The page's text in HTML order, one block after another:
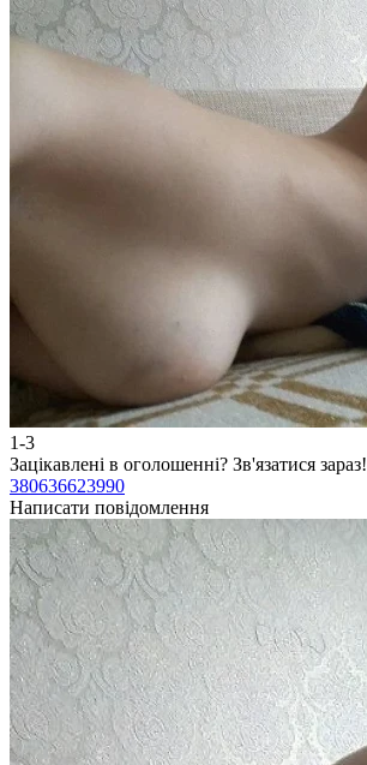
1-3
Зацікавлені в оголошенні? Зв'язатися зараз!
380636623990
Написати повідомлення